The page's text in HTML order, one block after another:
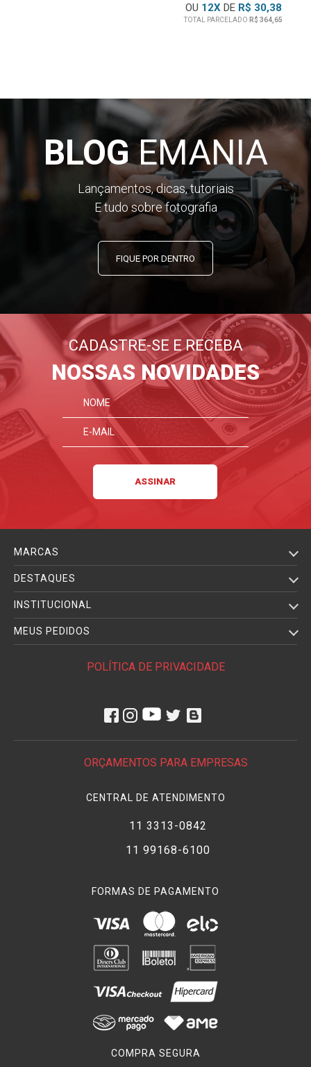
OU 12XDE R$ 30,38
TOTAL PARCELADO R$ 364,65
BLOGEMANIA
Lançamentos, dicas, tutoriais
E tudo sobre fotografia
FIQUE POR DENTRO
CADASTRE-SE E RECEBA
NOSSAS NOVIDADES
MARCAS
DESTAQUES
INSTITUCIONAL
MEUS PEDIDOS
POLÍTICA DE PRIVACIDADE
ORÇAMENTOS PARA EMPRESAS
CENTRAL DE ATENDIMENTO
11 3313-0842
11 99168-6100
FORMAS DE PAGAMENTO
COMPRA SEGURA